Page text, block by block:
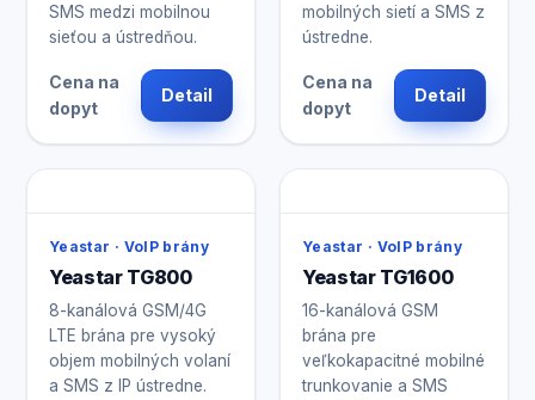
SMS medzi mobilnou
sieťou a ústredňou.
Cena na
dopyt
Detail
mobilných sietí a SMS z
ústredne.
Cena na
dopyt
Detail
Yeastar · VoIP brány
Yeastar TG800
8-kanálová GSM/4G
LTE brána pre vysoký
objem mobilných volaní
a SMS z IP ústredne.
Yeastar · VoIP brány
Yeastar TG1600
16-kanálová GSM
brána pre
veľkokapacitné mobilné
trunkovanie a SMS